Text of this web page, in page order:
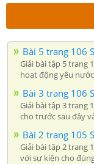
Bài 5 trang 106
Giải bài tập 5 trang
hoạt động yêu
Bài 3 trang 106
Giải bài tập 3 trang
cho trước sau đây
Bài 2 trang 105
Giải bài tập 2 trang
với sự kiện cho